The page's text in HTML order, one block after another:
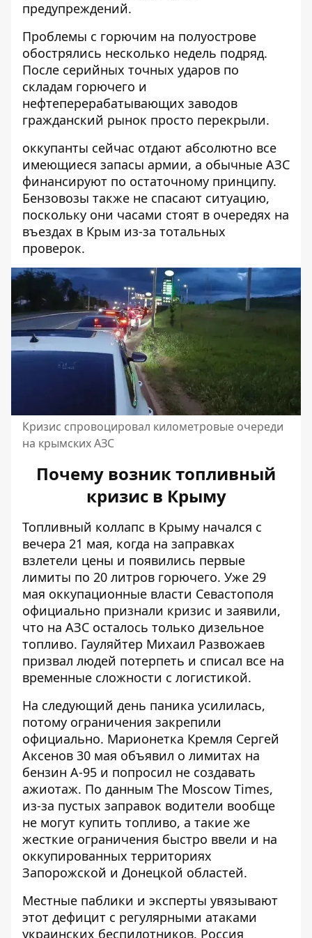
предупреждений.
Проблемы с горючим на полуострове
обострялись несколько недель подряд.
После серийных точных ударов по
складам горючего и
нефтеперерабатывающих заводов
гражданский рынок просто перекрыли.
оккупанты сейчас отдают абсолютно все
имеющиеся запасы армии, а обычные АЗС
финансируют по остаточному принципу.
Бензовозы также не спасают ситуацию,
поскольку они часами стоят в очередях на
въездах в Крым из-за тотальных
проверок.
Кризис спровоцировал километровые очереди
на крымских АЗС
Почему возник топливный
кризис в Крыму
Топливный коллапс в Крыму начался с
вечера 21 мая, когда на заправках
взлетели цены и появились первые
лимиты по 20 литров горючего. Уже 29
мая оккупационные власти Севастополя
официально признали кризис и заявили,
что на АЗС осталось только дизельное
топливо. Гауляйтер Михаил Развожаев
призвал людей потерпеть и списал все на
временные сложности с логистикой.
На следующий день паника усилилась,
потому ограничения закрепили
официально. Марионетка Кремля Сергей
Аксенов 30 мая объявил о лимитах на
бензин А-95 и попросил не создавать
ажиотаж. По данным The Moscow Times,
из-за пустых заправок водители вообще
не могут купить топливо, а такие же
жесткие ограничения быстро ввели и на
оккупированных территориях
Запорожской и Донецкой областей.
Местные паблики и эксперты увязывают
этот дефицит с регулярными атаками
украинских беспилотников. Россия